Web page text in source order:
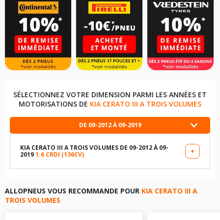
SÉLECTIONNEZ VOTRE DIMENSION PARMI LES ANNÉES ET
MOTORISATIONS DE KIA CERATO III A TROIS VOLUMES
DE 09-2012 À 09-2019
KIA CERATO III A TROIS VOLUMES DE 09-2012 À 09-
20191.6 CRDI (136CV)
+
ALLOPNEUS VOUS RECOMMANDE POUR KIA CERATO III A
TROIS VOLUMES